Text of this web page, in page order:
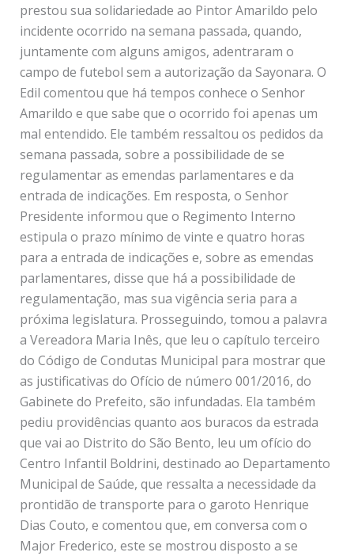
prestou sua solidariedade ao Pintor Amarildo pelo
incidente ocorrido na semana passada, quando,
juntamente com alguns amigos, adentraram o
campo de futebol sem a autorização da Sayonara. O
Edil comentou que há tempos conhece o Senhor
Amarildo e que sabe que o ocorrido foi apenas um
mal entendido. Ele também ressaltou os pedidos da
semana passada, sobre a possibilidade de se
regulamentar as emendas parlamentares e da
entrada de indicações. Em resposta, o Senhor
Presidente informou que o Regimento Interno
estipula o prazo mínimo de vinte e quatro horas
para a entrada de indicações e, sobre as emendas
parlamentares, disse que há a possibilidade de
regulamentação, mas sua vigência seria para a
próxima legislatura. Prosseguindo, tomou a palavra
a Vereadora Maria Inês, que leu o capítulo terceiro
do Código de Condutas Municipal para mostrar que
as justificativas do Ofício de número 001/2016, do
Gabinete do Prefeito, são infundadas. Ela também
pediu providências quanto aos buracos da estrada
que vai ao Distrito do São Bento, leu um ofício do
Centro Infantil Boldrini, destinado ao Departamento
Municipal de Saúde, que ressalta a necessidade da
prontidão de transporte para o garoto Henrique
Dias Couto, e comentou que, em conversa com o
Major Frederico, este se mostrou disposto a se